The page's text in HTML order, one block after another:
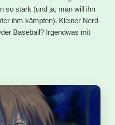
so stark (und ja, man will ihn
ihm kämpfen). Kleiner Nerd-
Baseball? Irgendwas mit